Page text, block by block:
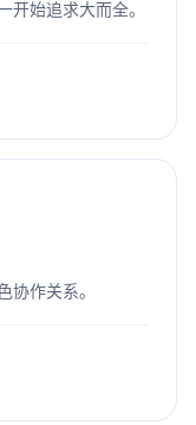
开始追求大而全。
协作关系。